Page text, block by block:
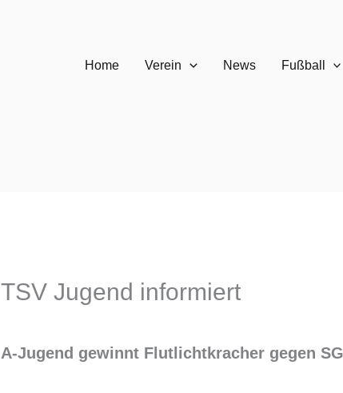
Home Verein News Fußball
TSV Jugend informiert
A-Jugend gewinnt Flutlichtkracher gegen